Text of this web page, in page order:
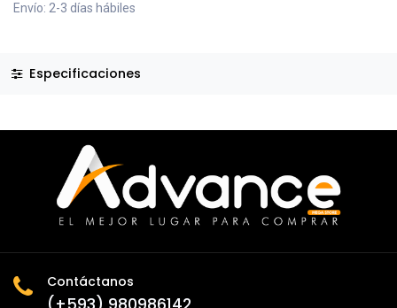
Envío: 2-3 días hábiles
Especificaciones
Contáctanos